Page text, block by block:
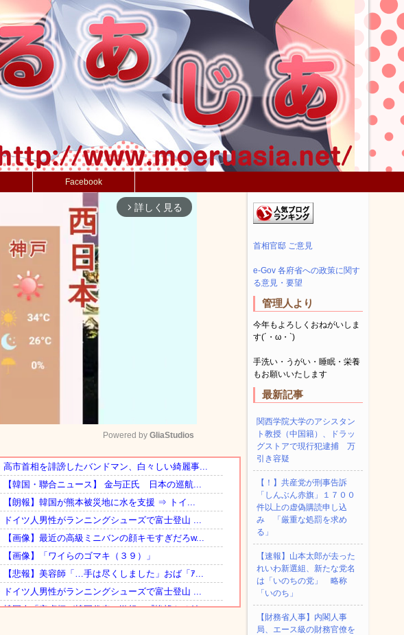
Facebook
arrow_forward_ios 詳しく見る
Mute
Powered by GliaStudios
首相官邸 ご意見
e-Gov 各府省への政策に関す
る意見・要望
管理人より
今年もよろしくおねがいしま
す(´・ω・`)
手洗い・うがい・睡眠・栄養
もお願いいたします
最新記事
関西学院大学のアシスタン
ト教授（中国籍）、ドラッ
グストアで現行犯逮捕 万
引き容疑
【！】共産党が刑事告訴
「しんぶん赤旗」１７００
件以上の虚偽購読申し込
み 「厳重な処罰を求め
る」
【速報】山本太郎が去った
れいわ新選組、新たな党名
は「いのちの党」 略称
「いのち」
【財務省人事】内閣人事
局、エース級の財務官僚を